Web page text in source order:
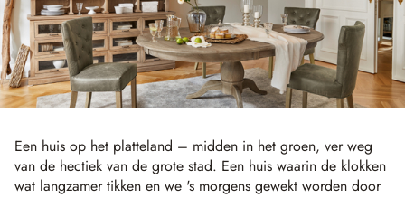
Een huis op het platteland – midden in het groen, ver weg
van de hectiek van de grote stad. Een huis waarin de klokken
wat langzamer tikken en we 's morgens gewekt worden door